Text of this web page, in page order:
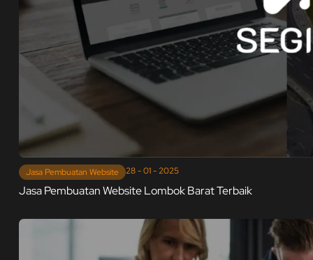
Jasa Pembuatan Website 28 - 01 - 2025
Jasa Pembuatan Website Lombok Barat Terbaik